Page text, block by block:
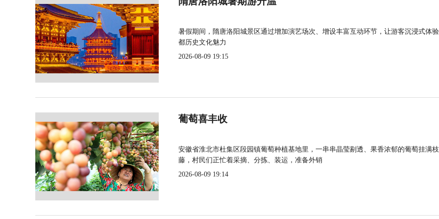
暑假期间，隋唐洛阳城景区通过增加演艺场次、增设丰富互动环节，让游客沉浸式体
都历史文化魅力
2026-08-09 19:15
葡萄喜丰收
安徽省淮北市杜集区段园镇葡萄种植基地里，一串串晶莹剔透、果香浓郁的葡萄挂满枝
藤，村民们正忙着采摘、分拣、装运，准备外销
2026-08-09 19:14